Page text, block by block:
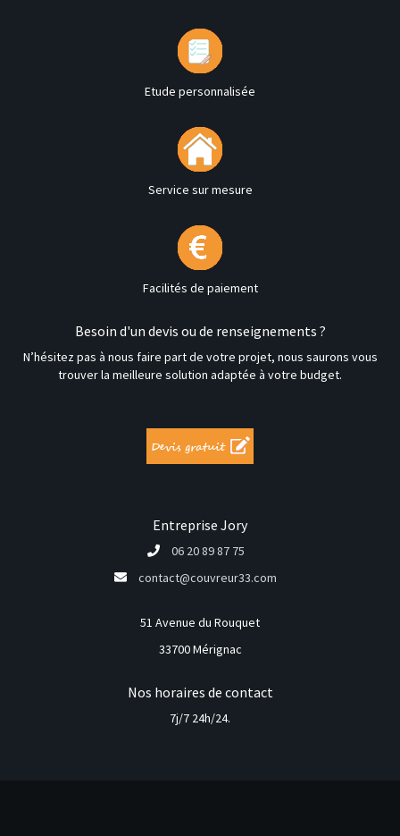
Etude personnalisée
Service sur mesure
Facilités de paiement
Besoin d'un devis ou de renseignements ?
N’hésitez pas à nous faire part de votre projet, nous saurons vous
trouver la meilleure solution adaptée à votre budget.
Entreprise Jory
06 20 89 87 75
contact@couvreur33.com
51 Avenue du Rouquet
33700 Mérignac
Nos horaires de contact
7j/7 24h/24.